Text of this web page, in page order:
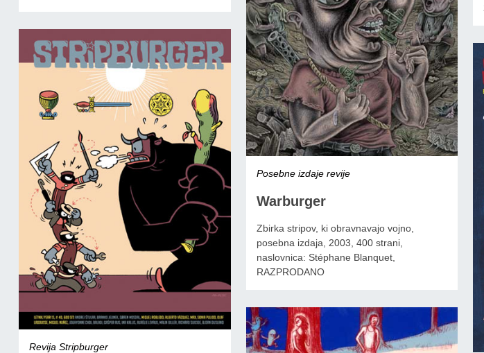
Posebne izdaje revije
Warburger
Zbirka stripov, ki obravnavajo vojno,
posebna izdaja, 2003, 400 strani,
naslovnica: Stéphane Blanquet,
RAZPRODANO
Revija Stripburger